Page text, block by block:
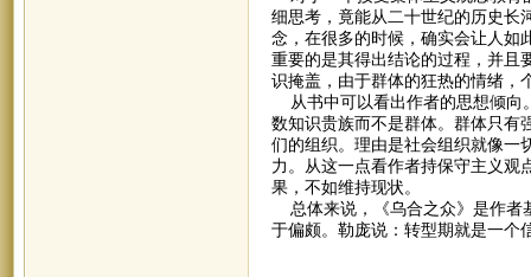
细思考，竟能从二十世纪的历史长
念，在很多的时候，确实会让人如
重要的是其得出结论的过程，并且
识掩盖，由于群体的狂热的情绪，
从书中可以看出作者的思想倾向
数知识贵族而不是群体。群体只有
们的组织。理由是社会组织就像一
力。从这一点看作者持保守主义观
果，不如维持现状。
总体来说，《乌合之众》是作者
于偏颇。勒庞说：转型期就是一个